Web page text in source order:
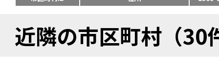
近隣の市区町村（30